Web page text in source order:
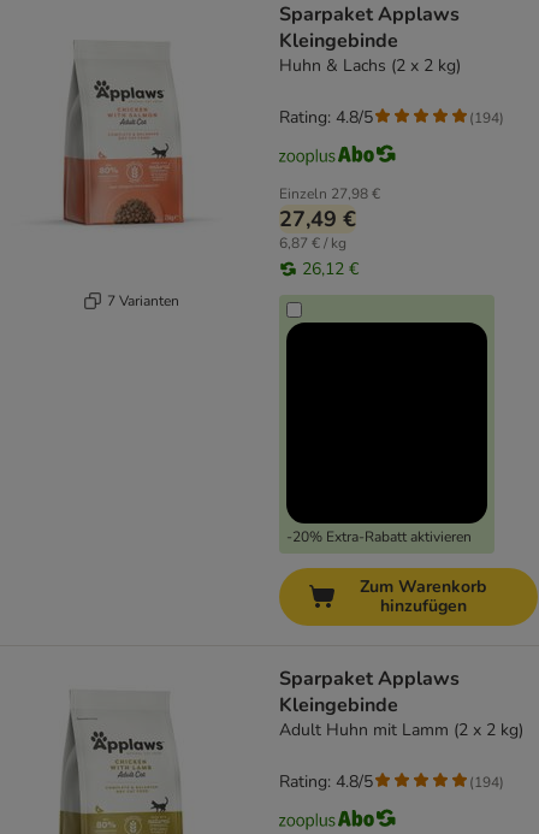
7 Varianten
Sparpaket Applaws
Kleingebinde
Huhn & Lachs (2 x 2 kg)
Einzeln 27,98 €
27,49 €
6,87 € / kg
26,12 €
-20% Extra-Rabatt aktivieren
Rating: 4.8/5 (194)
Zum Warenkorb
hinzufügen
Sparpaket Applaws
Kleingebinde
Adult Huhn mit Lamm (2 x 2 kg)
Rating: 4.8/5 (194)